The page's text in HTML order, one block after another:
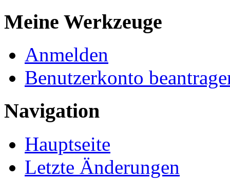
Meine Werkzeuge
Anmelden
Benutzerkonto
Navigation
Hauptseite
Letzte Änderungen